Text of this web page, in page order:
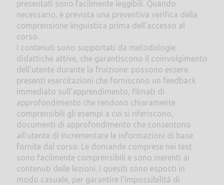
presentati sono facilmente leggibili. Quando
necessario, è prevista una preventiva verifica della
comprensione linguistica prima dell'accesso al
corso.
I contenuti sono supportati da metodologie
didattiche attive, che garantiscono il coinvolgimento
dell'utente durante la fruizione: possono essere
presenti esercitazioni che forniscono un feedback
immediato sull'apprendimento, filmati di
approfondimento che rendono chiaramente
comprensibili gli esempi a cui si riferiscono,
documenti di approfondimento che consentono
all'utente di incrementare le informazioni di base
fornite dal corso. Le domande comprese nei test
sono facilmente comprensibili e sono inerenti ai
contenuti delle lezioni. I quesiti sono esposti in
modo casuale, per garantire l'impossibilità di